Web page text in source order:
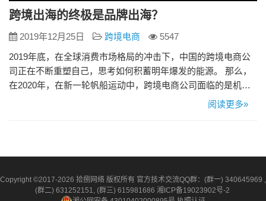
跨境出海的终极是品牌出海？
2019年12月25日 跨境电商
5547
2019年底，在全球消费市场格局的冲击下，中国的跨境电商公
司正在不断重塑自己，思考如何积蓄明年爆发的能源。 那么，
在2020年，在新一轮帆船运动中，跨境电商公司面临的是机遇
还是挑战？有人说跨境电商的最终目标是品牌出海。 整个全球
为世界…
阅读更多»
Copyright ©2017-2026 拾捌网络 版权所有 官方技术交流QQ群：(群一) 340645969 ,
(群二) 631252151, (群三) 615981686 湘ICP备19023902号-2